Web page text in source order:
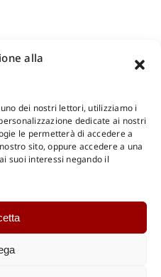
alla
dei nostri lettori, utilizziamo i
dedicate ai nostri
le permetterà di accedere a
sito, oppure accedere a una
suoi interessi negando il
Sicuri e anche Rateali
Catalogo Online
Catalogo Internazionale